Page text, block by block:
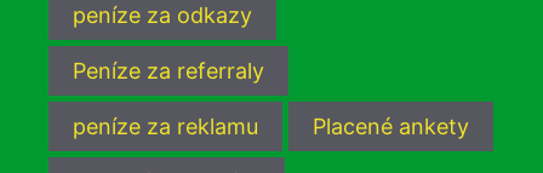
peníze za odkazy
Peníze za referraly
peníze za reklamu Placené ankety